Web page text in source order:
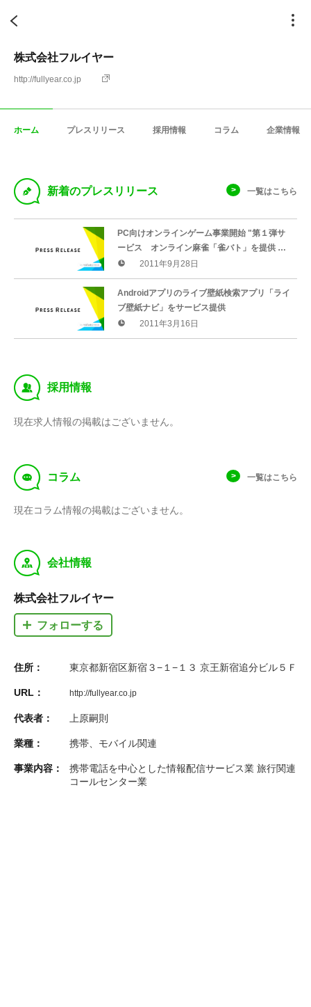
株式会社フルイヤー
http://fullyear.co.jp
ホーム プレスリリース 採用情報 コラム 企業情報
D 新着のプレスリリース 一覧はこちら
PC向けオンラインゲーム事業開始 "第１弾サ
ービス オンライン麻雀「雀バト」を提供 ス
マートフォン対応やモバイル連携などを予定 "
2011年9月28日
Androidアプリのライブ壁紙検索アプリ「ライ
ブ壁紙ナビ」をサービス提供
2011年3月16日
‰ 採用情報
現在求人情報の掲載はございません。
f コラム 一覧はこちら
現在コラム情報の掲載はございません。
y 会社情報
株式会社フルイヤー
フォローする
住所： 東京都新宿区新宿３−１−１３ 京王新宿追分ビル５Ｆ
URL： http://fullyear.co.jp
代表者： 上原嗣則
業種： 携帯、モバイル関連
事業内容：
携帯電話を中心とした情報配信サービス業 旅行関連
コールセンター業